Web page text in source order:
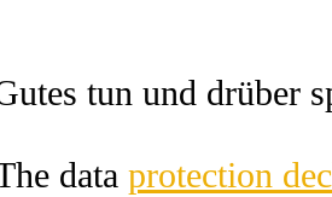
tun und drüber
data protection